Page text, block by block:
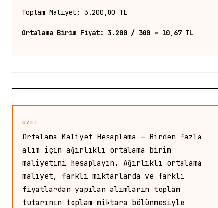
Toplam Maliyet: 3.200,00 TL
Ortalama Birim Fiyat: 3.200 / 300 = 10,67 TL
ÖZET
Ortalama Maliyet Hesaplama — Birden fazla
alım için ağırlıklı ortalama birim
maliyetini hesaplayın. Ağırlıklı ortalama
maliyet, farklı miktarlarda ve farklı
fiyatlardan yapılan alımların toplam
tutarının toplam miktara bölünmesiyle